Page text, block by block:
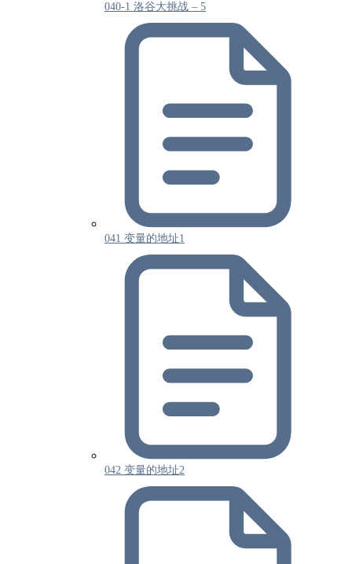
040-1 洛谷大挑战 – 5
041 变量的地址1
042 变量的地址2